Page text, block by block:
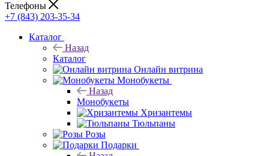
Телефоны
+7 (843) 203-35-34
Каталог
Назад
Каталог
Онлайн витрина
Монобукеты
Назад
Монобукеты
Хризантемы
Тюльпаны
Розы
Подарки